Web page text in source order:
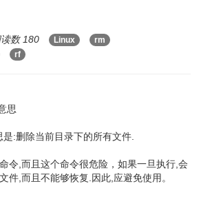
数 180 Linux
rm
rf
思
:删除当前目录下的所有文件.
令,而且这个命令很危险，如果一旦执行,会
件,而且不能够恢复.因此,应避免使用。